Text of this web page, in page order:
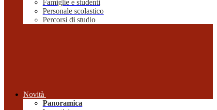
Famiglie e studenti
Personale scolastico
Percorsi di studio
Novità
Panoramica